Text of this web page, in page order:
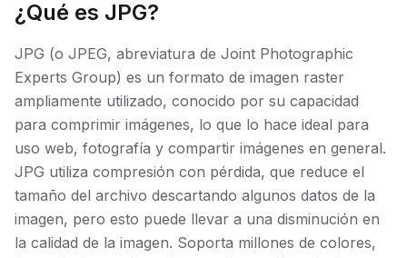
¿Qué es JPG?
JPG (o JPEG, abreviatura de Joint Photographic
Experts Group) es un formato de imagen raster
ampliamente utilizado, conocido por su capacidad
para comprimir imágenes, lo que lo hace ideal para
uso web, fotografía y compartir imágenes en general.
JPG utiliza compresión con pérdida, que reduce el
tamaño del archivo descartando algunos datos de la
imagen, pero esto puede llevar a una disminución en
la calidad de la imagen. Soporta millones de colores,